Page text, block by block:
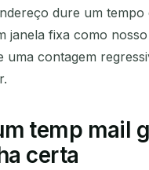
dure um tempo
janela fixa como nosso
uma contagem
temp mail
certa